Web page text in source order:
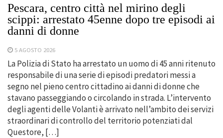
Pescara, centro città nel mirino degli
scippi: arrestato 45enne dopo tre episodi ai
danni di donne
5 AGOSTO 2026
La Polizia di Stato ha arrestato un uomo di 45 anni ritenuto
responsabile di una serie di episodi predatori messi a
segno nel pieno centro cittadino ai danni di donne che
stavano passeggiando o circolando in strada. L’intervento
degli agenti delle Volanti è arrivato nell’ambito dei servizi
straordinari di controllo del territorio potenziati dal
Questore, […]